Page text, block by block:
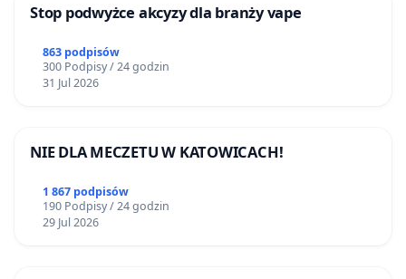
Stop podwyżce akcyzy dla branży vape
863 podpisów
300 Podpisy / 24 godzin
31 Jul 2026
NIE DLA MECZETU W KATOWICACH!
1 867 podpisów
190 Podpisy / 24 godzin
29 Jul 2026